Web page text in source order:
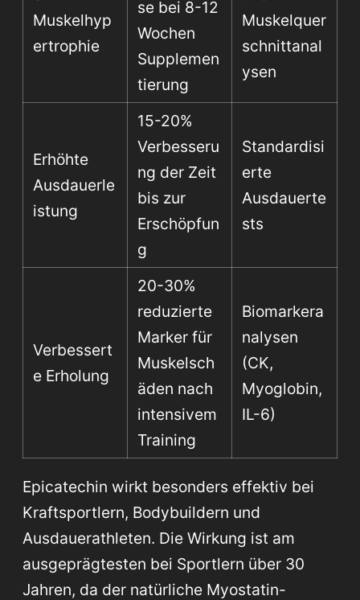
Muskelhyp
ertrophie
se bei 8-12
Wochen
Supplemen
tierung
Muskelquer
schnittanal
ysen
Erhöhte
Ausdauerle
istung
15-20%
Verbesseru
ng der Zeit
bis zur
Erschöpfun
g
Standardisi
erte
Ausdauerte
sts
Verbessert
e Erholung
20-30%
reduzierte
Marker für
Muskelsch
äden nach
intensivem
Training
Biomarkera
nalysen
(CK,
Myoglobin,
IL-6)
Epicatechin wirkt besonders effektiv bei
Kraftsportlern, Bodybuildern und
Ausdauerathleten. Die Wirkung ist am
ausgeprägtesten bei Sportlern über 30
Jahren, da der natürliche Myostatin-